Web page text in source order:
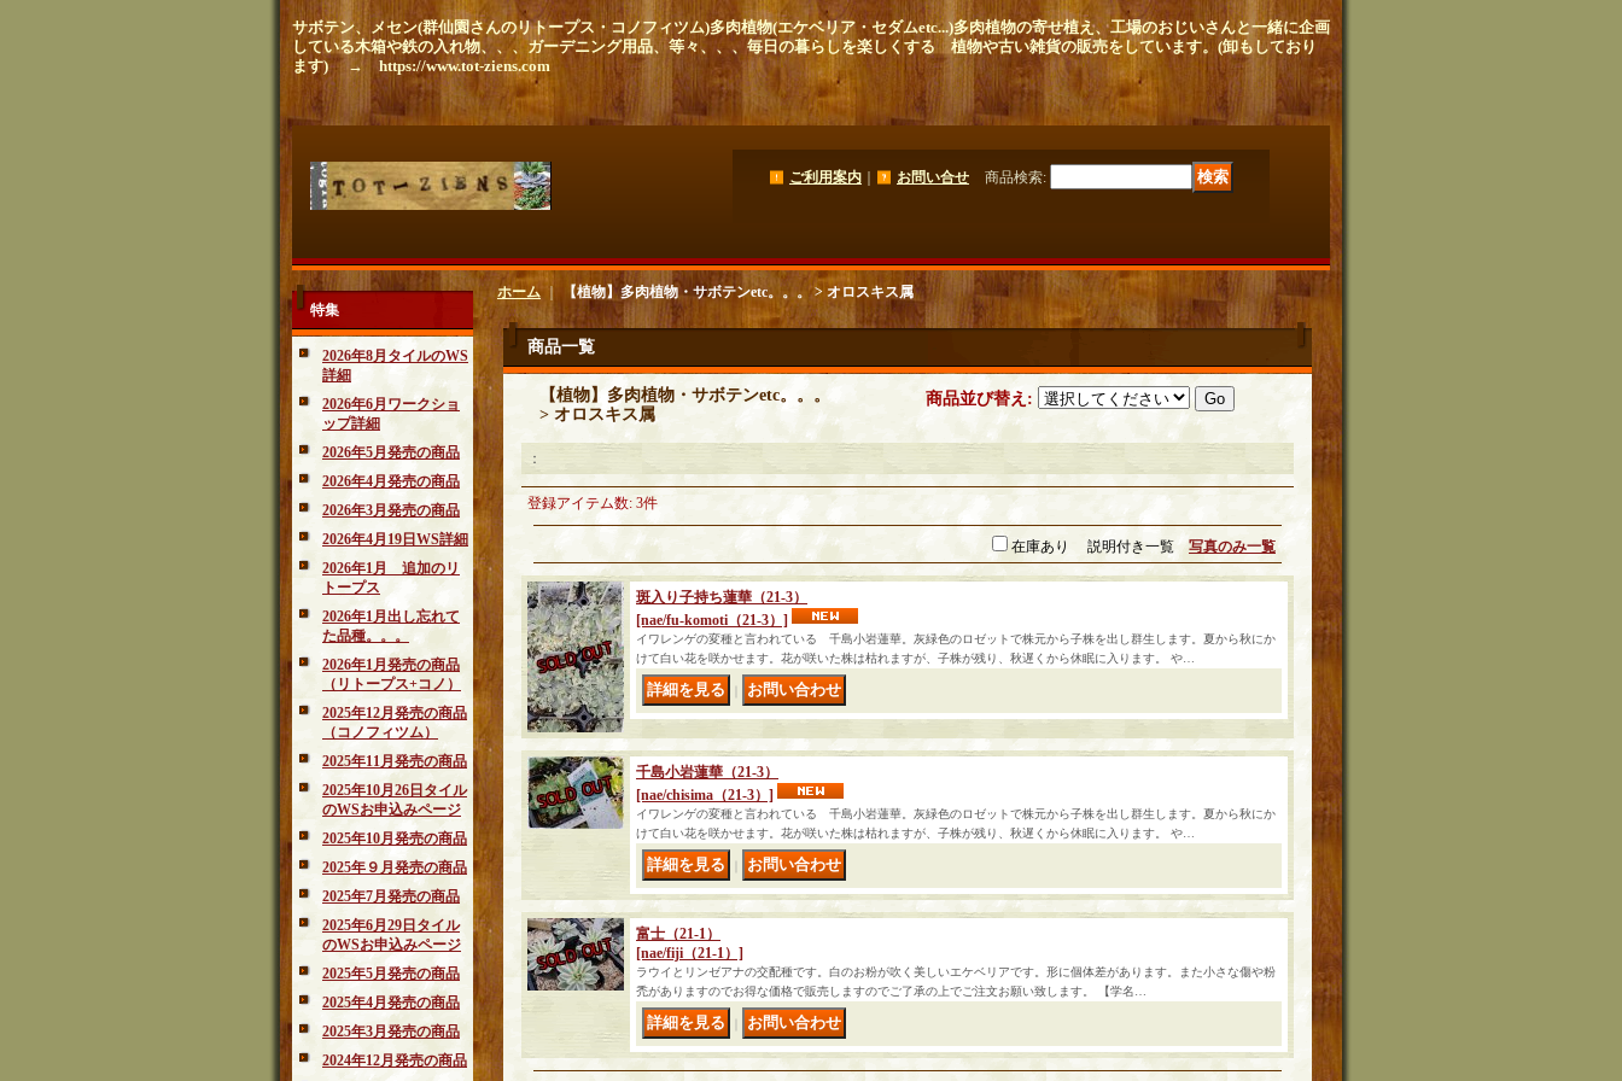
サボテン、メセン(群仙園さんのリトープス・コノフィツム)多肉植物(エケベリア・セダムetc...)多肉植物の寄せ植え、工場のおじいさんと一緒に企画
している木箱や鉄の入れ物、、、ガーデニング用品、等々、、、毎日の暮らしを楽しくする 植物や古い雑貨の販売をしています。(卸もしており
ます) → https://www.tot-ziens.com
ご利用案内 お問い合せ 商品検索:
特集
2026年8月タイルのWS
詳細
2026年6月ワークショ
ップ詳細
2026年5月発売の商品
2026年4月発売の商品
2026年3月発売の商品
2026年4月19日WS詳細
2026年1月 追加のリ
トープス
2026年1月出し忘れて
た品種。。。
2026年1月発売の商品
（リトープス+コノ）
2025年12月発売の商品
（コノフィツム）
2025年11月発売の商品
2025年10月26日タイル
のWSお申込みページ
2025年10月発売の商品
2025年９月発売の商品
2025年7月発売の商品
2025年6月29日タイル
のWSお申込みページ
2025年5月発売の商品
2025年4月発売の商品
2025年3月発売の商品
2024年12月発売の商品
ホーム｜ 【植物】多肉植物・サボテンetc。。。 > オロスキス属
商品一覧
【植物】多肉植物・サボテンetc。。。
> オロスキス属
商品並び替え :
：
登録アイテム数: 3件
在庫あり 説明付き一覧写真のみ一覧
斑入り子持ち蓮華（21-3）
[nae/fu-komoti（21-3）]
イワレンゲの変種と言われている 千島小岩蓮華。灰緑色のロゼットで株元から子株を出し群生します。夏から秋にか
けて白い花を咲かせます。花が咲いた株は枯れますが、子株が残り、秋遅くから休眠に入ります。 や…
千島小岩蓮華（21-3）
[nae/chisima（21-3）]
イワレンゲの変種と言われている 千島小岩蓮華。灰緑色のロゼットで株元から子株を出し群生します。夏から秋にか
けて白い花を咲かせます。花が咲いた株は枯れますが、子株が残り、秋遅くから休眠に入ります。 や…
富士（21-1）
[nae/fiji（21-1）]
ラウイとリンゼアナの交配種です。白のお粉が吹く美しいエケベリアです。形に個体差があります。また小さな傷や粉
禿がありますのでお得な価格で販売しますのでご了承の上でご注文お願い致します。 【学名…